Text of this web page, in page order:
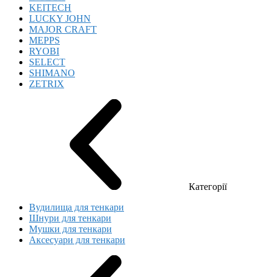
KEITECH
LUCKY JOHN
MAJOR CRAFT
MEPPS
RYOBI
SELECT
SHIMANO
ZETRIX
Категорії
Вудилища для тенкари
Шнури для тенкари
Мушки для тенкари
Аксесуари для тенкари